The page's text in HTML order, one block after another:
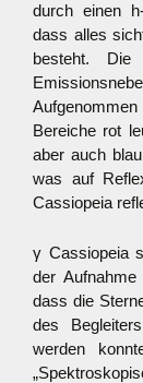
durch einen
dass alles
besteht.
Bereiche rot
aber auch
was auf
Cassiopeia
γ Cassiopeia
der
dass die
des
werden